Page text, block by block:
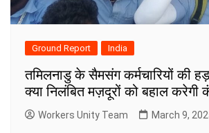
Ground Report India
तमिलनाडु के सैमसंग कर्मचारियों की
क्या निलंबित मज़दूरों को बहाल करेगी
Workers Unity Team March 9,